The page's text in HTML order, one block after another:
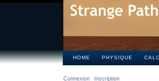
HOME PHYSIQUE
Connexion Inscription